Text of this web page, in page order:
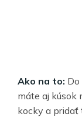
Ako na to:
máte aj kúsok
kocky a pridať